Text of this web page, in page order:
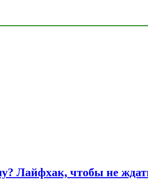
Лайфхак, чтобы не